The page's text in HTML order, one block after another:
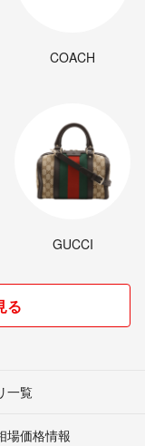
COACH
GUCCI
る
一覧
場価格情報